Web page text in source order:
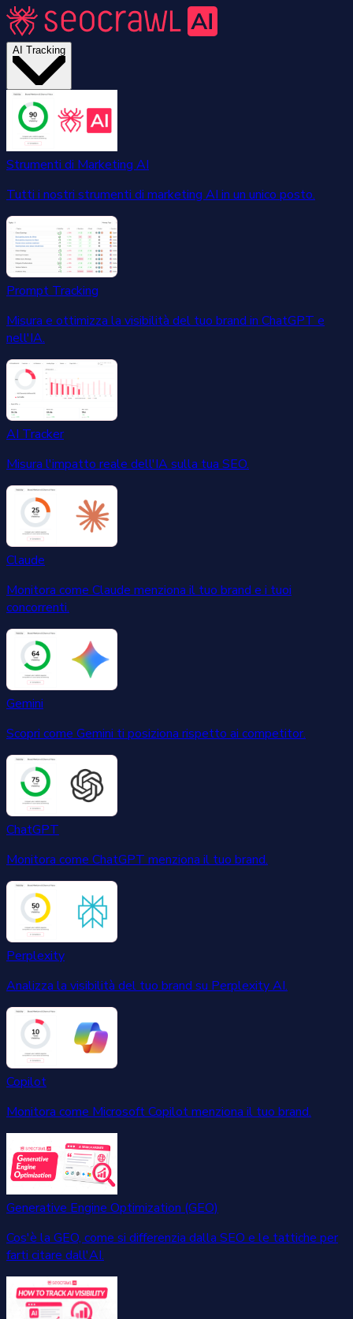
AI Tracking
Strumenti di Marketing AI
Tutti i nostri strumenti di marketing AI in un unico posto.
Prompt Tracking
Misura e ottimizza la visibilità del tuo brand in ChatGPT e
nell'IA.
AI Tracker
Misura l'impatto reale dell'IA sulla tua SEO.
Claude
Monitora come Claude menziona il tuo brand e i tuoi
concorrenti.
Gemini
Scopri come Gemini ti posiziona rispetto ai competitor.
ChatGPT
Monitora come ChatGPT menziona il tuo brand.
Perplexity
Analizza la visibilità del tuo brand su Perplexity AI.
Copilot
Monitora come Microsoft Copilot menziona il tuo brand.
Generative Engine Optimization (GEO)
Cos'è la GEO, come si differenzia dalla SEO e le tattiche per
farti citare dall'AI.